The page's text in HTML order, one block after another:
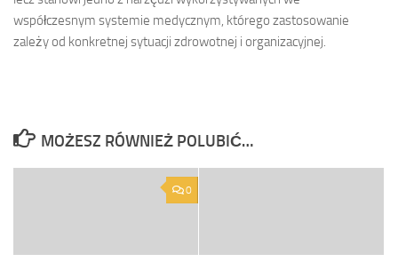
współczesnym systemie medycznym, którego zastosowanie
zależy od konkretnej sytuacji zdrowotnej i organizacyjnej.
MOŻESZ RÓWNIEŻ POLUBIĆ…
0